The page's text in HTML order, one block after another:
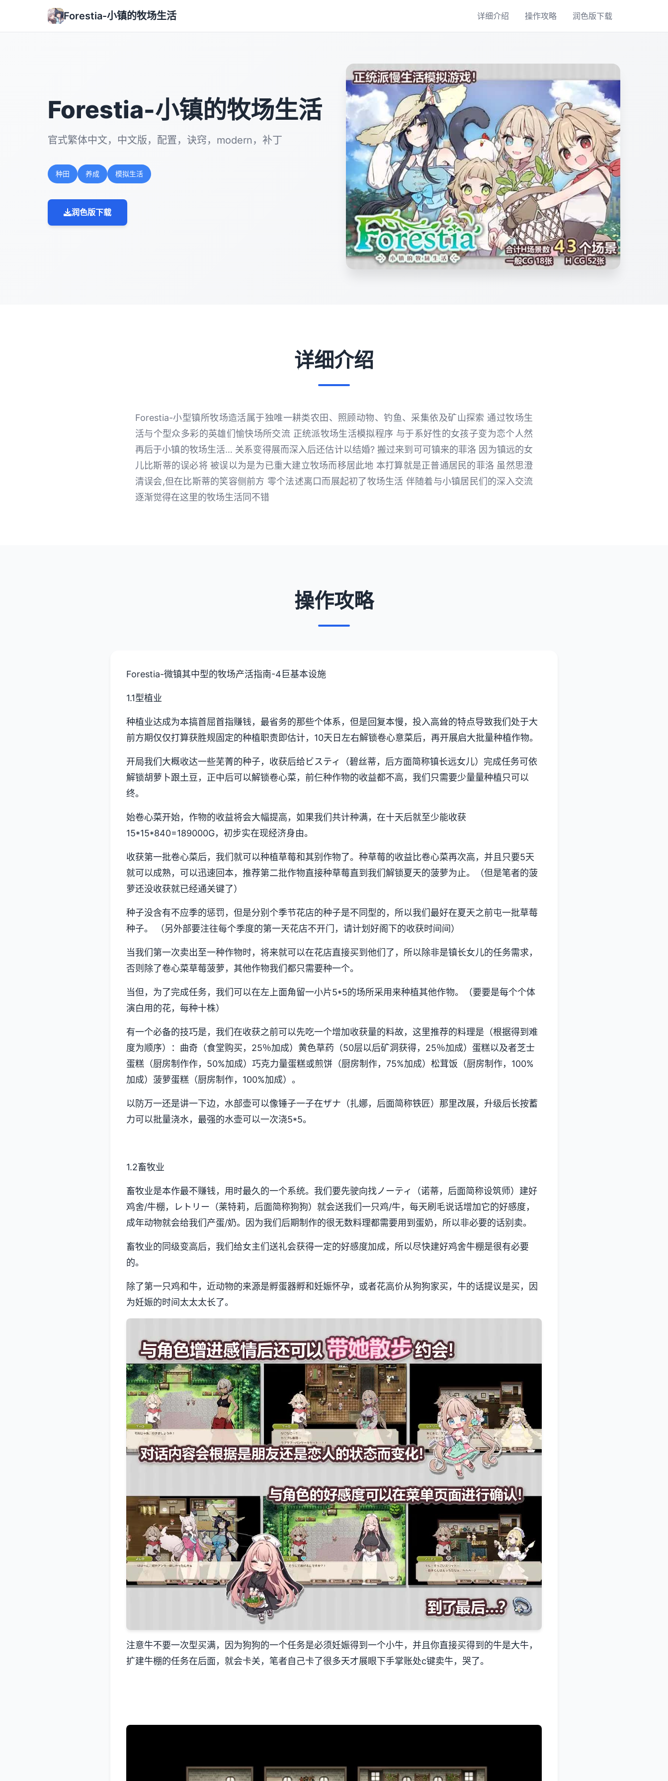
Forestia-小镇的牧场生活 详细介绍 操作攻略 润色版下载
Forestia-小镇的牧场生活
官式繁体中文，中文版，配置，诀窍，modern，补丁
种田 养成 模拟生活
润色版下载
详细介绍
Forestia-小型镇所牧场造活属于独唯一耕类农田、照顾动物、钓鱼、采集依及矿山探索 通过牧场生
活与个型众多彩的英雄们愉快场所交流 正统派牧场生活模拟程序 与于系好性的女孩子变为恋个人然
再后于小镇的牧场生活… 关系变得展而深入后还估计以结婚? 搬过来到可可镇来的菲洛 因为镇远的女
儿比斯蒂的误必将 被误以为是为已重大建立牧场而移居此地 本打算就是正普通居民的菲洛 虽然思澄
清误会,但在比斯蒂的笑容侧前方 零个法述离口而展起初了牧场生活 伴随着与小镇居民们的深入交流
逐渐觉得在这里的牧场生活同不错
操作攻略
Forestia-微镇其中型的牧场产活指南-4巨基本设施
1.1型植业
种植业达成为本搞首屈首指赚钱，最省务的那些个体系，但是回复本慢，投入高耸的特点导致我们处于大
前方期仅仅打算获胜规固定的种植职责即估计，10天日左右解锁卷心意菜后，再开展启大批量种植作物。
开局我们大概收达一些芜菁的种子，收获后给ビスティ（碧丝蒂，后方面简称镇长远女儿）完成任务可依
解锁胡萝卜跟土豆，正中后可以解锁卷心菜，前仨种作物的收益都不高，我们只需要少量量种植只可以
终。
始卷心菜开始，作物的收益将会大幅提高，如果我们共计种满，在十天后就至少能收获
15*15*840=189000G，初步实在现经济身由。
收获第一批卷心菜后，我们就可以种植草莓和其别作物了。种草莓的收益比卷心菜再次高，并且只要5天
就可以成熟，可以迅速回本，推荐第二批作物直接种草莓直到我们解锁夏天的菠萝为止。（但是笔者的菠
萝还没收获就已经通关键了）
种子没含有不应季的惩罚，但是分别个季节花店的种子是不同型的，所以我们最好在夏天之前屯一批草莓
种子。 （另外部要注往每个季度的第一天花店不开门，请计划好阁下的收获时间间）
当我们第一次卖出至一种作物时，将来就可以在花店直接买到他们了，所以除非是镇长女儿的任务需求，
否则除了卷心菜草莓菠萝，其他作物我们都只需要种一个。
当但，为了完成任务，我们可以在左上面角留一小片5*5的场所采用来种植其他作物。（要要是每个个体
演白用的花，每种十株）
有一个必备的技巧是，我们在收获之前可以先吃一个增加收获量的料故，这里推荐的料理是（根据得到难
度为顺序）：曲奇（食堂购买，25％加成）黄色草药（50层以后矿洞获得，25％加成）蛋糕以及者芝士
蛋糕（厨房制作作，50%加成）巧克力量蛋糕或煎饼（厨房制作，75%加成）松茸饭（厨房制作，100%
加成）菠萝蛋糕（厨房制作，100%加成）。
以防万一还是讲一下边，水部壶可以像锤子一子在ザナ（扎娜，后面简称铁匠）那里改展，升级后长按蓄
力可以批量浇水，最强的水壶可以一次浇5*5。
1.2畜牧业
畜牧业是本作最不赚钱，用时最久的一个系统。我们要先驶向找ノーティ（诺蒂，后面简称设筑师）建好
鸡舍/牛棚，レトリー（莱特莉，后面简称狗狗）就会送我们一只鸡/牛，每天刷毛说话增加它的好感度，
成年动物就会给我们产蛋/奶。因为我们后期制作的很无数料理都需要用到蛋奶，所以非必要的话别卖。
畜牧业的同级变高后，我们给女主们送礼会获得一定的好感度加成，所以尽快建好鸡舍牛棚是很有必要
的。
除了第一只鸡和牛，近动物的来源是孵蛋器孵和妊娠怀孕，或者花高价从狗狗家买，牛的话提议是买，因
为妊娠的时间太太太长了。
注意牛不要一次型买满，因为狗狗的一个任务是必须妊娠得到一个小牛，并且你直接买得到的牛是大牛，
扩建牛棚的任务在后面，就会卡关，笔者自己卡了很多天才展眼下手掌账处c键卖牛，哭了。